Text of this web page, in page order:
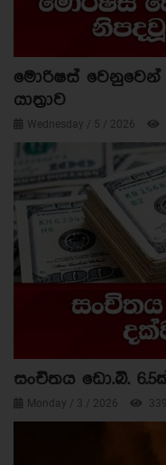
මොරිෂස් වෙනුවෙන්
යාත්‍රාව
Wednesday / 5 / 2026
සංචිතය ඩො.බි.
Monday / 3 / 2026 339